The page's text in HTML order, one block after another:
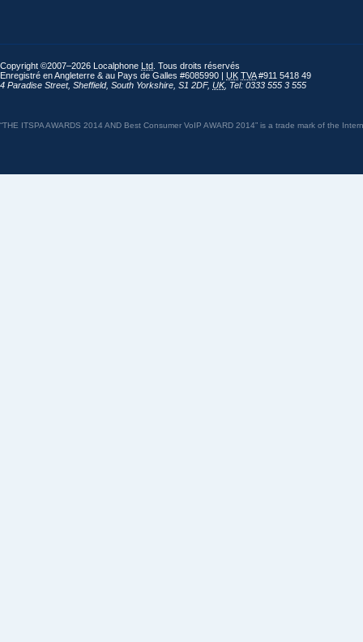
Copyright ©2007–2026 Localphone Ltd . Tous droits réservés
Enregistré en Angleterre & au Pays de Galles #6085990 | UK TVA#911 5418 49
4 Paradise Street, Sheffield, South Yorkshire S1 2DF, UK, Tel: 0333 555 3 555
“THE ITSPA AWARDS 2014 AND Best Consumer VoIP AWARD 2014” is a trade mark of the